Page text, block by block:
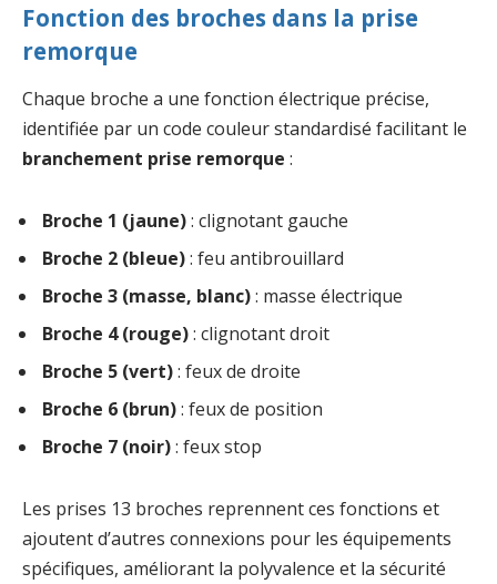
Fonction des broches dans la prise
remorque
Chaque broche a une fonction électrique précise,
identifiée par un code couleur standardisé facilitant le
branchement prise remorque :
Broche 1 (jaune): clignotant gauche
Broche 2 (bleue): feu antibrouillard
Broche 3 (masse, blanc): masse électrique
Broche 4 (rouge): clignotant droit
Broche 5 (vert): feux de droite
Broche 6 (brun): feux de position
Broche 7 (noir): feux stop
Les prises 13 broches reprennent ces fonctions et
ajoutent d’autres connexions pour les équipements
spécifiques, améliorant la polyvalence et la sécurité